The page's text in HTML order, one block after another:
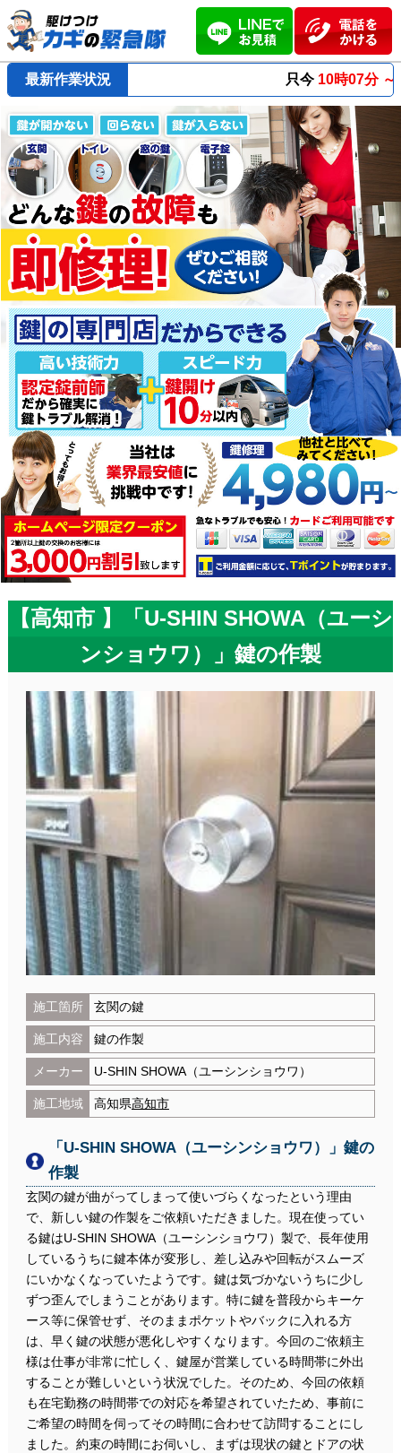
最新作業状況 最短23分で到着！
【高知市 】「U-SHIN SHOWA（ユーシ
ンショウワ）」鍵の作製
施工箇所 玄関の鍵
施工内容 鍵の作製
メーカー U-SHIN SHOWA（ユーシンショウワ）
施工地域 高知県高知市
「U-SHIN SHOWA（ユーシンショウワ）」鍵の
作製
玄関の鍵が曲がってしまって使いづらくなったという理由
で、新しい鍵の作製をご依頼いただきました。現在使ってい
る鍵はU-SHIN SHOWA（ユーシンショウワ）製で、長年使用
しているうちに鍵本体が変形し、差し込みや回転がスムーズ
にいかなくなっていたようです。鍵は気づかないうちに少し
ずつ歪んでしまうことがあります。特に鍵を普段からキーケ
ース等に保管せず、そのままポケットやバックに入れる方
は、早く鍵の状態が悪化しやすくなります。今回のご依頼主
様は仕事が非常に忙しく、鍵屋が営業している時間帯に外出
することが難しいという状況でした。そのため、今回の依頼
も在宅勤務の時間帯での対応を希望されていたため、事前に
ご希望の時間を伺ってその時間に合わせて訪問することにし
ました。約束の時間にお伺いし、まずは現状の鍵とドアの状